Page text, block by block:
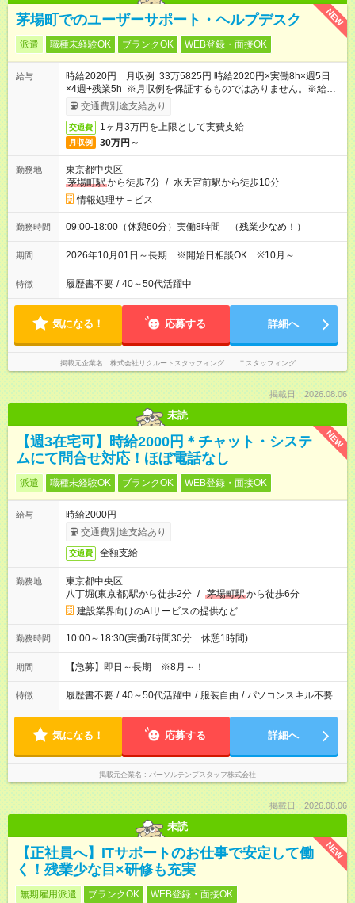
NEW
茅場町でのユーザーサポート・ヘルプデスク
派遣 職種未経験OK ブランクOK WEB登録・面接OK
給与
時給2020円 月収例 33万5825円 時給2020円×実働8h×週5日
×4週+残業5h ※月収例を保証するものではありません。※給与
即受取りサービス利用可（利用条件有）
交通費別途支給あり
交通費 1ヶ月3万円を上限として実費支給
月収例 30万円～
勤務地
東京都中央区
茅場町駅から徒歩7分 / 水天宮前駅から徒歩10分
情報処理サ－ビス
勤務時間 09:00-18:00（休憩60分）実働8時間 （残業少なめ！）
期間 2026年10月01日～長期 ※開始日相談OK ※10月～
特徴 履歴書不要 / 40～50代活躍中
気になる！ 応募する 詳細へ
掲載元企業名 株式会社リクルートスタッフィング ＩＴスタッフィング
掲載日：2026.08.06
未読
NEW
【週3在宅可】時給2000円＊チャット・システ
ムにて問合せ対応！ほぼ電話なし
派遣 職種未経験OK ブランクOK WEB登録・面接OK
給与
時給2000円
交通費別途支給あり
交通費 全額支給
勤務地
東京都中央区
八丁堀(東京都)駅から徒歩2分 / 茅場町駅から徒歩6分
建設業界向けのAIサービスの提供など
勤務時間 10:00～18:30(実働7時間30分 休憩1時間)
期間 【急募】即日～長期 ※8月～！
特徴 履歴書不要 / 40～50代活躍中 / 服装自由 / パソコンスキル不要
気になる！ 応募する 詳細へ
掲載元企業名 パーソルテンプスタッフ株式会社
掲載日：2026.08.06
未読
NEW
【正社員へ】ITサポートのお仕事で安定して働
く！残業少な目×研修も充実
無期雇用派遣 ブランクOK WEB登録・面接OK